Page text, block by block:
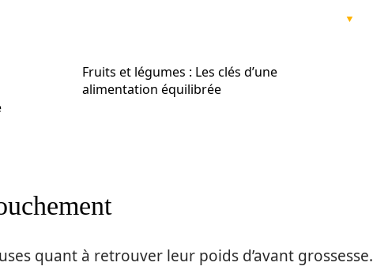
Fruits et légumes : Les clés d’une
alimentation équilibrée
quant à retrouver leur poids d’avant grossesse.